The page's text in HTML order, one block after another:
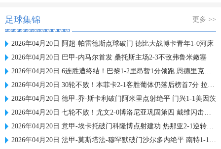
足球集锦 更多 >>
2026年04月20日 阿超-帕雷德斯点球破门 德比大战博卡青年1-0河床
2026年04月20日 巴甲-内马尔首发 桑托斯主场2-3不敌弗鲁米嫩塞
2026年04月20日 6连胜遭终结！巴黎1-2里昂暂1分领跑 恩德里克传射G·拉莫斯失点
2026年04月20日 30轮不败！本菲卡2-1客胜葡体仍落后榜首7分 拉法替补93分钟绝杀
2026年04月20日 德甲-乔·斯卡利破门阿米里点射绝平 门兴1-1美因茨
2026年04月20日 七轮不败！尤文2-0博洛尼亚巩固第四 戴维闪击破门图拉姆建功
2026年04月20日 意甲-埃卡托破门科隆博点射建功 热那亚2-1逆转比萨
2026年04月20日 法甲-莫斯塔法-穆罕默破门沙尔多内绝平 南特1-1布雷斯特